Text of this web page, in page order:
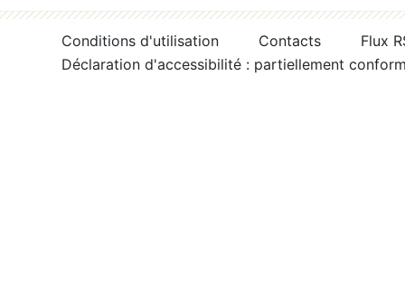
Conditions d'utilisation Contacts
Flux
Déclaration d'accessibilité : partiellement